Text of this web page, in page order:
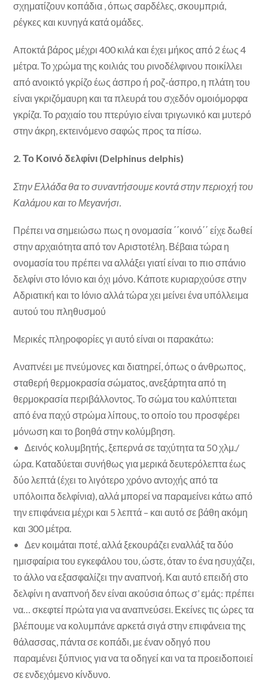
σχηματίζουν κοπάδια , όπως σαρδέλες, σκουμπριά,
ρέγκες και κυνηγά κατά ομάδες.
Αποκτά βάρος μέχρι 400 κιλά και έχει μήκος από 2 έως 4
μέτρα. Το χρώμα της κοιλιάς του ρινοδέλφινου ποικίλλει
από ανοικτό γκρίζο έως άσπρο ή ροζ-άσπρο, η πλάτη του
είναι γκριζόμαυρη και τα πλευρά του σχεδόν ομοιόμορφα
γκρίζα. Το ραχιαίο του πτερύγιο είναι τριγωνικό και μυτερό
στην άκρη, εκτεινόμενο σαφώς προς τα πίσω.
2. Το Κοινό δελφίνι (Delphinus delphis)
Στην Ελλάδα θα το συναντήσουμε κοντά στην περιοχή του
Καλάμου και το Μεγανήσι.
Πρέπει να σημειώσω πως η ονομασία ΄΄κοινό΄΄ είχε δωθεί
στην αρχαιότητα από τον Αριστοτέλη. Βέβαια τώρα η
ονομασία του πρέπει να αλλάξει γιατί είναι το πιο σπάνιο
δελφίνι στο Ιόνιο και όχι μόνο. Κάποτε κυριαρχούσε στην
Αδριατική και το Ιόνιο αλλά τώρα χει μείνει ένα υπόλλειμα
αυτού του πληθυσμού
Μερικές πληροφορίες γι αυτό είναι οι παρακάτω:
Αναπνέει με πνεύμονες και διατηρεί, όπως ο άνθρωπος,
σταθερή θερμοκρασία σώματος, ανεξάρτητα από τη
θερμοκρασία περιβάλλοντος. Το σώμα του καλύπτεται
από ένα παχύ στρώμα λίπους, το οποίο του προσφέρει
μόνωση και το βοηθά στην κολύμβηση.
• Δεινός κολυμβητής, ξεπερνά σε ταχύτητα τα 50 χλμ./
ώρα. Καταδύεται συνήθως για μερικά δευτερόλεπτα έως
δύο λεπτά (έχει το λιγότερο χρόνο αντοχής από τα
υπόλοιπα δελφίνια), αλλά μπορεί να παραμείνει κάτω από
την επιφάνεια μέχρι και 5 λεπτά – και αυτό σε βάθη ακόμη
και 300 μέτρα.
• Δεν κοιμάται ποτέ, αλλά ξεκουράζει εναλλάξ τα δύο
ημισφαίρια του εγκεφάλου του, ώστε, όταν το ένα ησυχάζει,
το άλλο να εξασφαλίζει την αναπνοή. Και αυτό επειδή στο
δελφίνι η αναπνοή δεν είναι ακούσια όπως σ’ εμάς: πρέπει
να… σκεφτεί πρώτα για να αναπνεύσει. Εκείνες τις ώρες τα
βλέπουμε να κολυμπάνε αρκετά σιγά στην επιφάνεια της
θάλασσας, πάντα σε κοπάδι, με έναν οδηγό που
παραμένει ξύπνιος για να τα οδηγεί και να τα προειδοποιεί
σε ενδεχόμενο κίνδυνο.